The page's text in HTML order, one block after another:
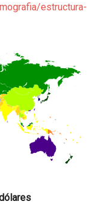
estructura-